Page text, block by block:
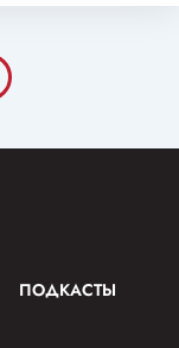
ПОДКАСТЫ